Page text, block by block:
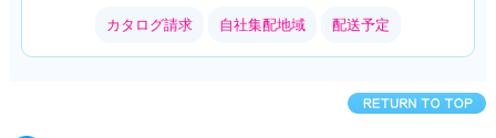
カタログ請求 自社集配地域 配送予定